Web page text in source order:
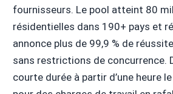
fournisseurs. Le pool atteint 80
résidentielles dans 190+ pays et
annonce plus de 99,9 % de
sans restrictions de concurrence.
courte durée à partir d’une heure